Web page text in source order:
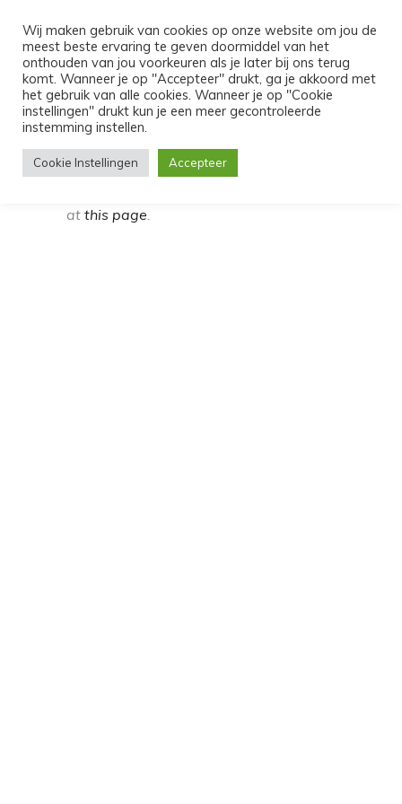
MENU
MY BOOKING
links in emails related to your booking.
at this page
Wij maken gebruik van cookies op onze website om jou de
meest beste ervaring te geven doormiddel van het
onthouden van jou voorkeuren als je later bij ons terug
komt. Wanneer je op "Accepteer" drukt, ga je akkoord met
het gebruik van alle cookies. Wanneer je op "Cookie
instellingen" drukt kun je een meer gecontroleerde
instemming instellen.
Cookie Instellingen Accepteer